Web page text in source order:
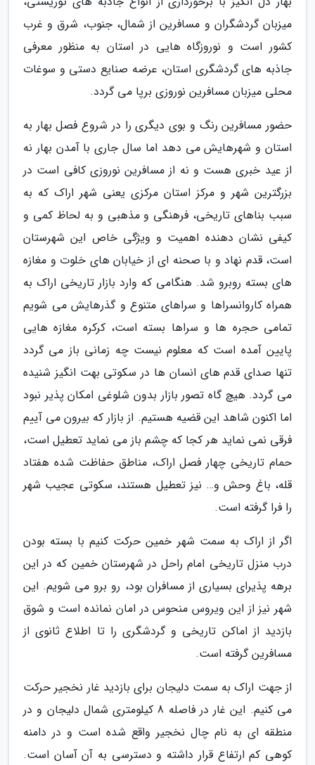
میزبان گردشگران و مسافرین از شمال، جنوب، شرق و غرب
کشور است و نوروزگاه هایی در استان به منظور معرفی
جاذبه های گردشگری استان، عرضه صنایع دستی و سوغات
محلی میزبان مسافرین نوروزی برپا می گردد.
حضور مسافرین رنگ و بوی دیگری را در شروع فصل بهار به
استان و شهرهایش می دهد اما سال جاری با آمدن بهار نه
از عید خبری هست و نه از مسافرین نوروزی کافی است در
بزرگترین شهر و مرکز استان مرکزی یعنی شهر اراک که به
سبب بناهای تاریخی، فرهنگی و مذهبی و به لحاظ کمی و
کیفی نشان دهنده اهمیت و ویژگی خاص این شهرستان
است، قدم نهاد و با صحنه ای از خیابان های خلوت و مغازه
های بسته روبرو شد. هنگامی که وارد بازار تاریخی اراک به
همراه کاروانسراها و سراهای متنوع و گذرهایش می شویم
تمامی حجره ها و سراها بسته است، کرکره مغازه هایی
پایین آمده است که معلوم نیست چه زمانی باز می گردد
تنها صدای قدم های انسان ها در سکوتی بهت انگیز شنیده
می گردد. هیچ گاه تصور بازار بدون شلوغی امکان پذیر نبود
اما اکنون شاهد این قضیه هستیم. از بازار که بیرون می آییم
فرقی نمی نماید هر کجا که چشم باز می نماید تعطیل است،
حمام تاریخی چهار فصل اراک، مناطق حفاظت شده هفتاد
قله، باغ وحش و… نیز تعطیل هستند، سکوتی عجیب شهر
را فرا گرفته است.
اگر از اراک به سمت شهر خمین حرکت کنیم با بسته بودن
درب منزل تاریخی امام راحل در شهرستان خمین که در این
برهه پذیرای بسیاری از مسافران بود، رو برو می شویم. این
شهر نیز از این ویروس منحوس در امان نمانده است و شوق
بازدید از اماکن تاریخی و گردشگری را تا اطلاع ثانوی از
مسافرین گرفته است.
از جهت اراک به سمت دلیجان برای بازدید غار نخجیر حرکت
می کنیم. این غار در فاصله 8 کیلومتری شمال دلیجان و در
منطقه ای به نام چال نخجیر واقع شده است و در دامنه
کوهی کم ارتفاع قرار داشته و دسترسی به آن آسان است.